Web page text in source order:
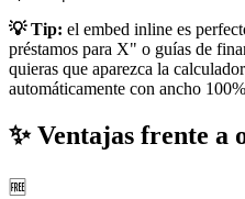
💡 Tip: el embed inline es
préstamos para X" o guías de
quieras que aparezca la
automáticamente con ancho
✨Ventajas frente a
🆓